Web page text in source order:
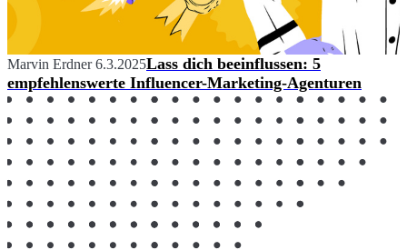
Marvin Erdner 6.3.2025Lass dich beeinflussen: 5
empfehlenswerte Influencer-Marketing-Agenturen